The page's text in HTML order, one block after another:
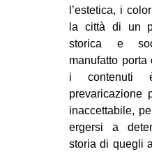
l’estetica, i
la città di un
storica e
manufatto
i
prevaricazione
inaccettabile,
ergersi a
storia di quegli